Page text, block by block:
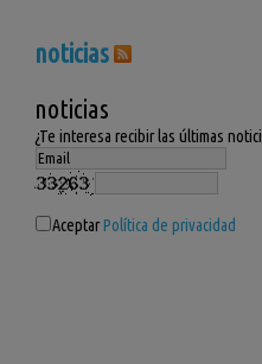
noticias
noticias
¿Te interesa recibir las últimas
AceptarPolítica de privacidad